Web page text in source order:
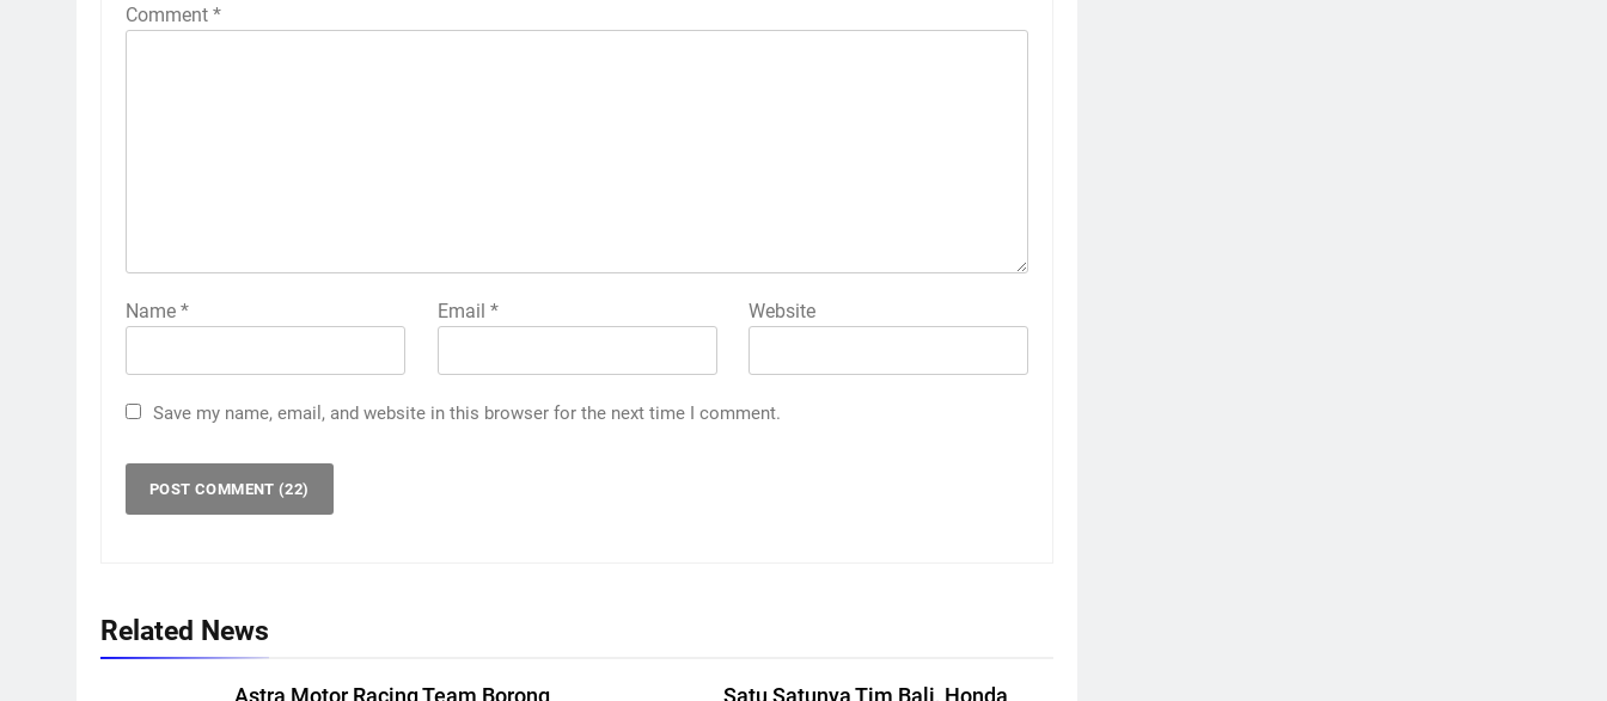
Comment *
Name * Email * Website
Save my name, email, and website in this browser for the next time I comment.
Related News